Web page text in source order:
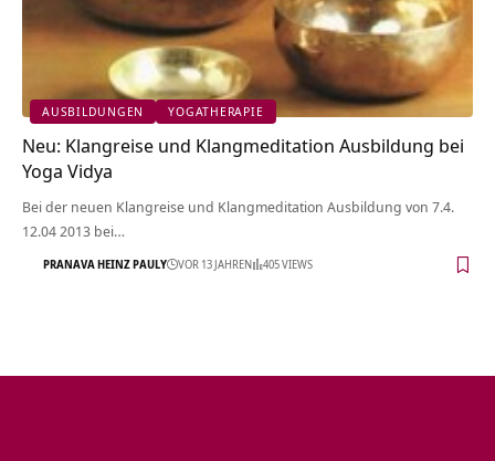
AUSBILDUNGEN YOGATHERAPIE
Neu: Klangreise und Klangmeditation Ausbildung bei
Yoga Vidya
Bei der neuen Klangreise und Klangmeditation Ausbildung von 7.4.
12.04 2013 bei…
PRANAVA HEINZ PAULY VOR 13 JAHREN 405 VIEWS